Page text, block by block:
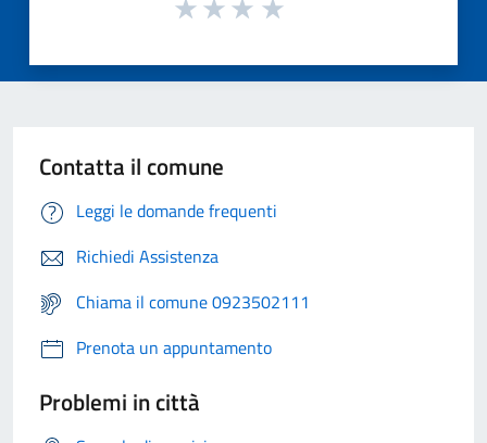
Contatta il comune
Leggi le domande frequenti
Richiedi Assistenza
Chiama il comune 0923502111
Prenota un appuntamento
Problemi in città